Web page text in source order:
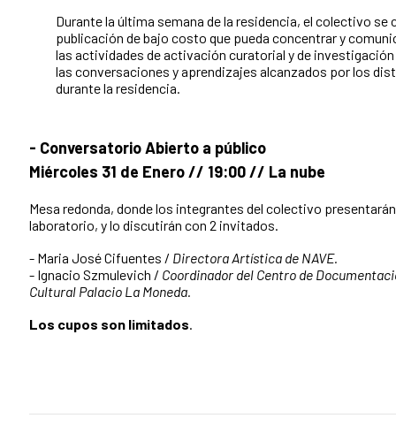
Durante la última semana de la residencia, el colectivo se
publicación de bajo costo que pueda concentrar y
las actividades de activación curatorial y de
las conversaciones y aprendizajes alcanzados por los
durante la residencia.
- Conversatorio Abierto a público
Miércoles 31 de Enero // 19:00 // La nube
Mesa redonda, donde los integrantes del colectivo
laboratorio, y lo discutirán con 2 invitados.
- Maria José Cifuentes / Directora Artística de NAVE.
- Ignacio Szmulevich / Coordinador del Centro de
Cultural Palacio La Moneda.
Los cupos son limitados.